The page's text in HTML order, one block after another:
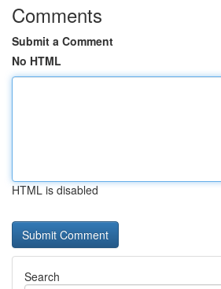
Comments
Submit a Comment
No HTML
HTML is disabled
Search